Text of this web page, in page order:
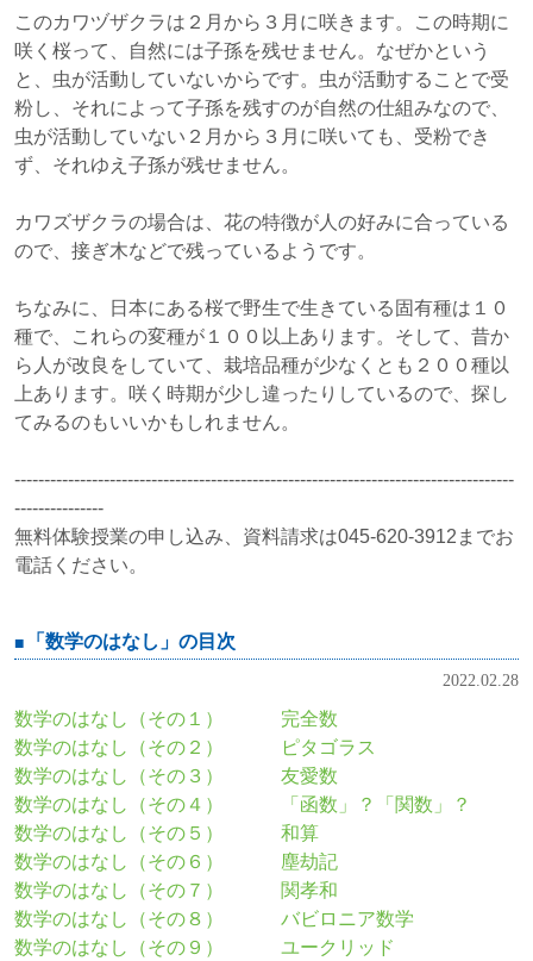
このカワヅザクラは２月から３月に咲きます。この時期に
咲く桜って、自然には子孫を残せません。なぜかという
と、虫が活動していないからです。虫が活動することで受
粉し、それによって子孫を残すのが自然の仕組みなので、
虫が活動していない２月から３月に咲いても、受粉でき
ず、それゆえ子孫が残せません。
カワズザクラの場合は、花の特徴が人の好みに合っている
ので、接ぎ木などで残っているようです。
ちなみに、日本にある桜で野生で生きている固有種は１０
種で、これらの変種が１００以上あります。そして、昔か
ら人が改良をしていて、栽培品種が少なくとも２００種以
上あります。咲く時期が少し違ったりしているので、探し
てみるのもいいかもしれません。
------------------------------------------------------------------------------------
---------------
無料体験授業の申し込み、資料請求は045-620-3912までお
電話ください。
「数学のはなし」の目次
2022.02.28
数学のはなし（その１） 完全数
数学のはなし（その２） ピタゴラス
数学のはなし（その３） 友愛数
数学のはなし（その４） 「函数」？「関数」？
数学のはなし（その５） 和算
数学のはなし（その６） 塵劫記
数学のはなし（その７） 関孝和
数学のはなし（その８） バビロニア数学
数学のはなし（その９） ユークリッド